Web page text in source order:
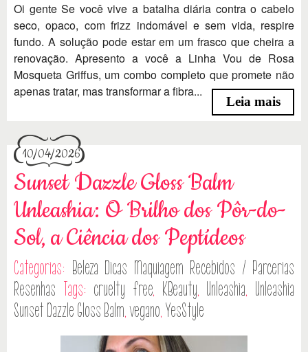
Oi gente Se você vive a batalha diária contra o cabelo
seco, opaco, com frizz indomável e sem vida, respire
fundo. A solução pode estar em um frasco que cheira a
renovação. Apresento a você a Linha Vou de Rosa
Mosqueta Griffus, um combo completo que promete não
apenas tratar, mas transformar a fibra...
Leia mais
10/04/2026
Sunset Dazzle Gloss Balm
Unleashia: O Brilho dos Pôr-do-
Sol, a Ciência dos Peptídeos
Categorias: Beleza Dicas Maquiagem Recebidos / Parcerias
Resenhas Tags: cruelty free, KBeauty, Unleashia, Unleashia
Sunset Dazzle Gloss Balm,vegano, YesStyle